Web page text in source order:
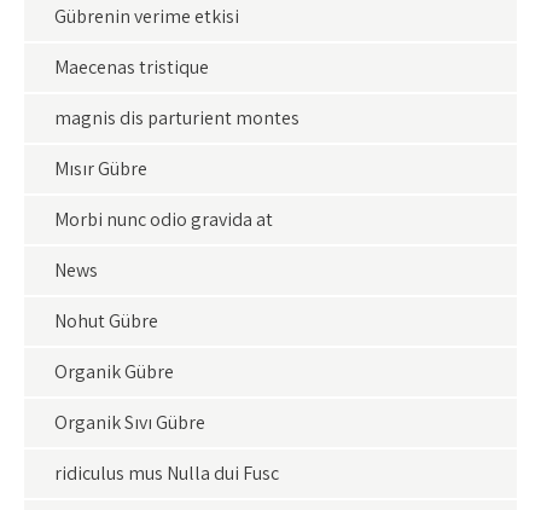
Gübrenin verime etkisi
Maecenas tristique
magnis dis parturient montes
Mısır Gübre
Morbi nunc odio gravida at
News
Nohut Gübre
Organik Gübre
Organik Sıvı Gübre
ridiculus mus Nulla dui Fusc